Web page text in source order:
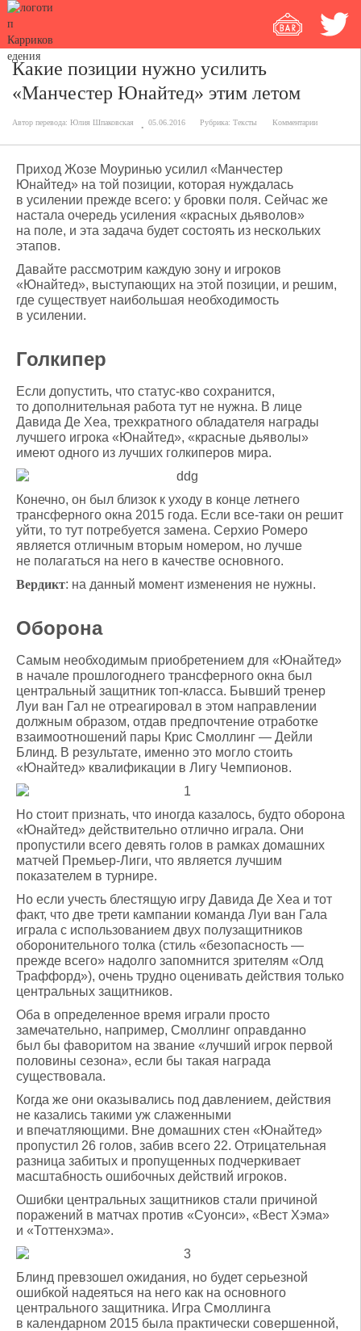
Какие позиции нужно усилить
«Манчестер Юнайтед» этим летом
Автор перевода: Юлия Шпаковская 05.06.2016 Рубрика: Тексты Комментарии
Приход Жозе Моуринью усилил «Манчестер
Юнайтед» на той позиции, которая нуждалась
в усилении прежде всего: у бровки поля. Сейчас же
настала очередь усиления «красных дьяволов»
на поле, и эта задача будет состоять из нескольких
этапов.
Давайте рассмотрим каждую зону и игроков
«Юнайтед», выступающих на этой позиции, и решим,
где существует наибольшая необходимость
в усилении.
Голкипер
Если допустить, что статус-кво сохранится,
то дополнительная работа тут не нужна. В лице
Давида Де Хеа, трехкратного обладателя награды
лучшего игрока «Юнайтед», «красные дьяволы»
имеют одного из лучших голкиперов мира.
Конечно, он был близок к уходу в конце летнего
трансферного окна 2015 года. Если все-таки он решит
уйти, то тут потребуется замена. Серхио Ромеро
является отличным вторым номером, но лучше
не полагаться на него в качестве основного.
Вердикт: на данный момент изменения не нужны.
Оборона
Самым необходимым приобретением для «Юнайтед»
в начале прошлогоднего трансферного окна был
центральный защитник топ-класса. Бывший тренер
Луи ван Гал не отреагировал в этом направлении
должным образом, отдав предпочтение отработке
взаимоотношений пары Крис Смоллинг — Дейли
Блинд. В результате, именно это могло стоить
«Юнайтед» квалификации в Лигу Чемпионов.
Но стоит признать, что иногда казалось, будто оборона
«Юнайтед» действительно отлично играла. Они
пропустили всего девять голов в рамках домашних
матчей Премьер-Лиги, что является лучшим
показателем в турнире.
Но если учесть блестящую игру Давида Де Хеа и тот
факт, что две трети кампании команда Луи ван Гала
играла с использованием двух полузащитников
оборонительного толка (стиль «безопасность —
прежде всего» надолго запомнится зрителям «Олд
Траффорд»), очень трудно оценивать действия только
центральных защитников.
Оба в определенное время играли просто
замечательно, например, Смоллинг оправданно
был бы фаворитом на звание «лучший игрок первой
половины сезона», если бы такая награда
существовала.
Когда же они оказывались под давлением, действия
не казались такими уж слаженными
и впечатляющими. Вне домашних стен «Юнайтед»
пропустил 26 голов, забив всего 22. Отрицательная
разница забитых и пропущенных подчеркивает
масштабность ошибочных действий игроков.
Ошибки центральных защитников стали причиной
поражений в матчах против «Суонси», «Вест Хэма»
и «Тоттенхэма».
Блинд превзошел ожидания, но будет серьезной
ошибкой надеяться на него как на основного
центрального защитника. Игра Смоллинга
в календарном 2015 была практически совершенной,